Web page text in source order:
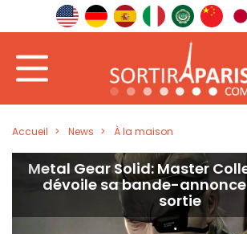
Accueil News À la maison
Metal Gear Solid: Master
dévoile sa bande-
sortie